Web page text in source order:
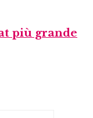
più grande